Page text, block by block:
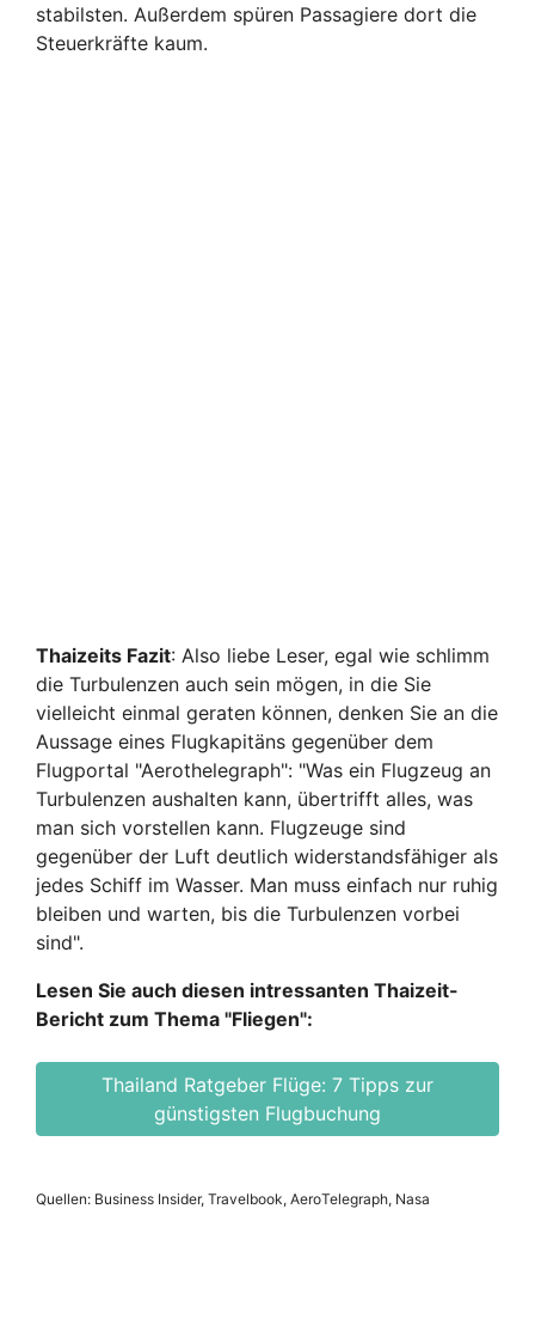
stabilsten. Außerdem spüren Passagiere dort die
Steuerkräfte kaum.
Thaizeits Fazit: Also liebe Leser, egal wie schlimm
die Turbulenzen auch sein mögen, in die Sie
vielleicht einmal geraten können, denken Sie an die
Aussage eines Flugkapitäns gegenüber dem
Flugportal "Aerothelegraph": "Was ein Flugzeug an
Turbulenzen aushalten kann, übertrifft alles, was
man sich vorstellen kann. Flugzeuge sind
gegenüber der Luft deutlich widerstandsfähiger als
jedes Schiff im Wasser. Man muss einfach nur ruhig
bleiben und warten, bis die Turbulenzen vorbei
sind".
Lesen Sie auch diesen intressanten Thaizeit-
Bericht zum Thema "Fliegen":
Thailand Ratgeber Flüge: 7 Tipps zur
günstigsten Flugbuchung
Quellen: Business Insider, Travelbook, AeroTelegraph, Nasa